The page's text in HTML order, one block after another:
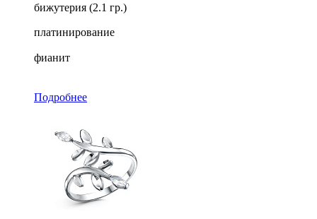
бижутерия (2.1 гр.)
платинирование
фианит
Подробнее